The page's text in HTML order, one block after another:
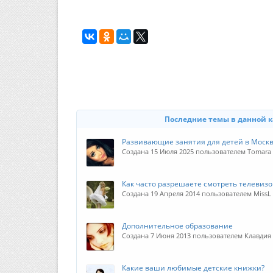
Последние темы в данной
Развивающие занятия для детей в
Создана 15 Июля 2025 пользователем Tomara
Как часто разрешаете смотреть
Создана 19 Апреля 2014 пользователем MissL
Дополнительное образование
Создана 7 Июня 2013 пользователем Клавдия
Какие ваши любимые детские книжки?